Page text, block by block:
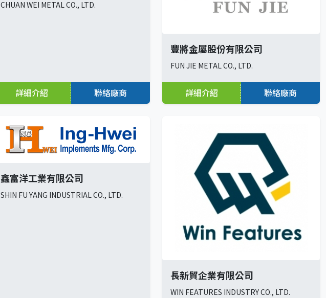
CHUAN WEI METAL CO., LTD.
詳細介紹 聯絡廠商
豐將金屬股份有限公司
FUN JIE METAL CO., LTD.
詳細介紹 聯絡廠商
鑫富洋工業有限公司
SHIN FU YANG INDUSTRIAL CO., LTD.
長新貿企業有限公司
WIN FEATURES INDUSTRY CO., LTD.